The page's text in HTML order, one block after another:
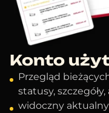
Konto
Przegląd
statusy, szczegóły,
widoczny